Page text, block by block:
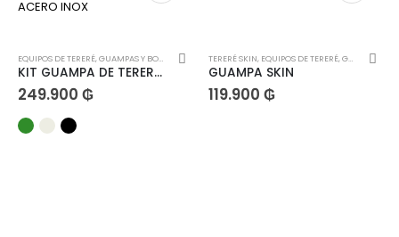
EQUIPOS DE TERERÉ,GUAMPAS Y BOMBILLAS
KIT GUAMPA DE TERERE ACERO INOX 180ml + BOMB XL ACERO INOX
249.900 ₲
TERERÉ SKIN, EQUIPOS DE TERERÉ,GUAMPAS Y BOMBILLAS
GUAMPA SKIN
119.900 ₲